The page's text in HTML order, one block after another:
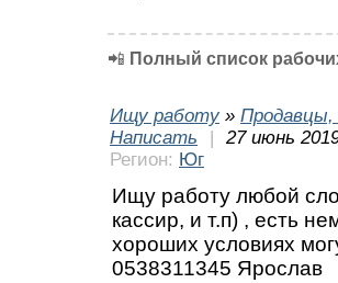
📲 Полный список
Ищу работу » Продавцы,
Написать
|
27 июнь
Регион: Юг
Ищу работу любой
кассир, и т.п) , есть
хороших условиях
0538311345 Ярослав